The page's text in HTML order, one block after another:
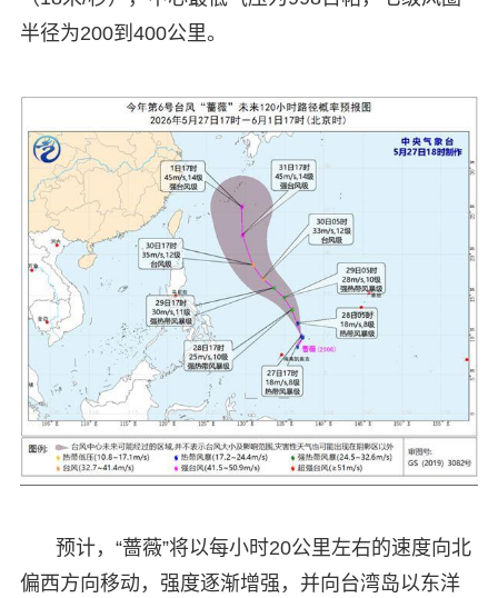
半径为200到400公里。
预计，“蔷薇”将以每小时20公里左右的速度向北
偏西方向移动，强度逐渐增强，并向台湾岛以东洋